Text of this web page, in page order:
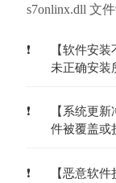
s7onlinx.dll 文
【软件安
未正确安装
【系统更
件被覆盖或
【恶意软